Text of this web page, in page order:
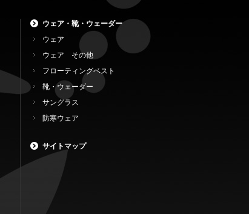
ウェア・靴・ウェーダー
ウェア
ウェア その他
フローティングベスト
靴・ウェーダー
サングラス
防寒ウェア
サイトマップ